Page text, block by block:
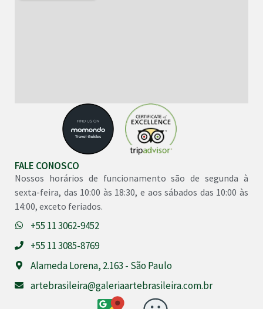
FALE CONOSCO
Nossos horários de funcionamento são de segunda à
sexta-feira, das 10:00 às 18:30, e aos sábados das 10:00 às
14:00, exceto feriados.
+55 11 3062-9452
+55 11 3085-8769
Alameda Lorena, 2.163 - São Paulo
artebrasileira@galeriaartebrasileira.com.br